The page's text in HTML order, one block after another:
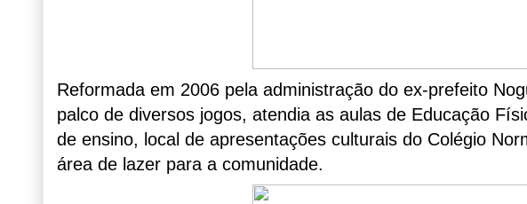
Reformada em 2006 pela administração do ex-prefeito
palco de diversos jogos, atendia as aulas de Educação
de ensino, local de apresentações culturais do Colégio
área de lazer para a comunidade.